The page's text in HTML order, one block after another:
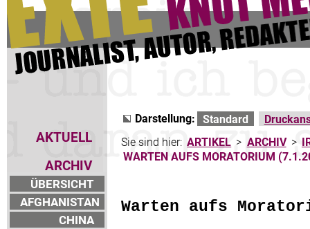
AKTUELL
ARCHIV
ÜBERSICHT
AFGHANISTAN
CHINA
Darstellung: Standard
Sie sind hier: ARTIKEL > ARCHIV >
WARTEN AUFS MORATORIUM
Warten aufs